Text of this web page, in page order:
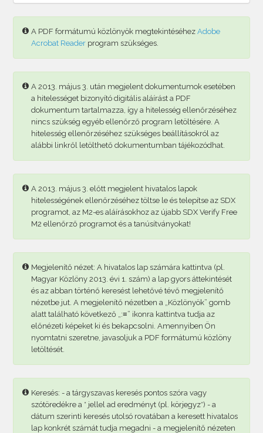
A PDF formátumú közlönyök megtekintéséhezAdobe
Acrobat Reader program szükséges.
A 2013. május 3. után megjelent dokumentumok esetében
a hitelességet bizonyító digitális aláírást a PDF
dokumentum tartalmazza, így a hitelesség ellenőrzéséhez
nincs szükség egyéb ellenőrző program letöltésére. A
hitelesség ellenőrzéséhez szükséges beállításokról az
alábbi linkről letölthető dokumentumban tájékozódhat.
A 2013. május 3. előtt megjelent hivatalos lapok
hitelességének ellenőrzéséhez töltse le és telepítse az SDX
programot, az M2-es aláírásokhoz az újabb SDX Verify Free
M2 ellenőrző programot és a tanúsítványokat!
Megjelenítő nézet: A hivatalos lap számára kattintva (pl.
Magyar Közlöny 2013. évi 1. szám) a lap gyors áttekintését
és az abban történő keresést lehetővé tévő megjelenítő
nézetbe jut. A megjelenítő nézetben a „Közlönyök” gomb
alatt található következő „:≡” ikonra kattintva tudja az
előnézeti képeket ki és bekapcsolni. Amennyiben Ön
nyomtatni szeretne, javasoljuk a PDF formátumú közlöny
letöltését.
Keresés: - a tárgyszavas keresés pontos szóra vagy
szótöredékre a * jellel ad eredményt (pl. körjegyz*) - a
dátum szerinti keresés utolsó rovatában a keresett hivatalos
lap konkrét számát tudja megadni - a megjelenítő nézeten